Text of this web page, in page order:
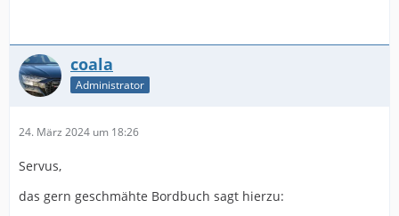
coala
Administrator
24. März 2024 um 18:26
Servus,
das gern geschmähte Bordbuch sagt hierzu: